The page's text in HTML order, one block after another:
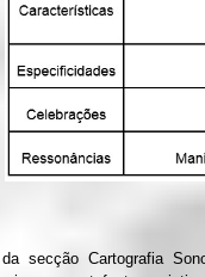
secção Cartografia